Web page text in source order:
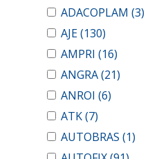
ADACOPLAM (3)
AJE(130)
AMPRI (16)
ANGRA(21)
ANROI (6)
ATK(7)
AUTOBRAS (1)